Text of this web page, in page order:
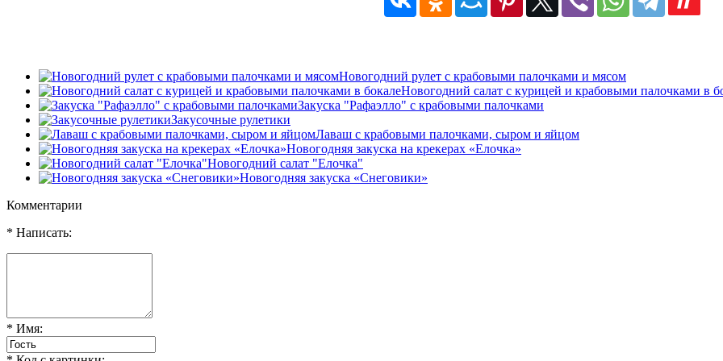
Новогодний рулет с крабовыми палочками и мясом
Новогодний салат с курицей и крабовыми палочками в
Закуска "Рафаэлло" с крабовыми палочками
Закусочные рулетики
Лаваш с крабовыми палочками, сыром и яйцом
Новогодняя закуска на крекерах «Елочка»
Новогодний салат "Елочка"
Новогодняя закуска «Снеговики»
Комментарии
* Написать:
* Имя: